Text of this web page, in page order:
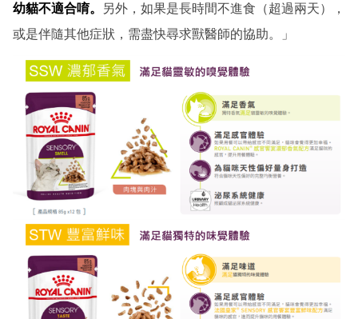
幼貓不適合唷。
另外，如果是長時間不進食（超過兩天），
或是伴隨其他症狀，需盡快尋求獸醫師的協助。」